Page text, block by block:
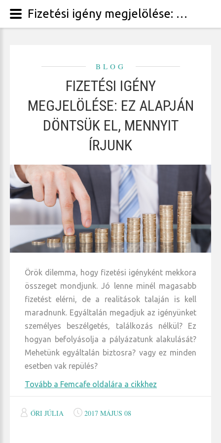
BLOG
FIZETÉSI IGÉNY
MEGJELÖLÉSE: EZ ALAPJÁN
DÖNTSÜK EL, MENNYIT
ÍRJUNK
Örök dilemma, hogy fizetési igényként mekkora
összeget mondjunk. Jó lenne minél magasabb
fizetést elérni, de a realitások talaján is kell
maradnunk. Egyáltalán megadjuk az igényünket
személyes beszélgetés, találkozás nélkül? Ez
hogyan befolyásolja a pályázatunk alakulását?
Mehetünk egyáltalán biztosra? vagy ez minden
esetben vak repülés?
Tovább a Femcafe oldalára a cikkhez
ŐRI JÚLIA 2017 MÁJUS 08
Fizetési igény megjelölése: ez alapján döntsük el, mennyit írjunk